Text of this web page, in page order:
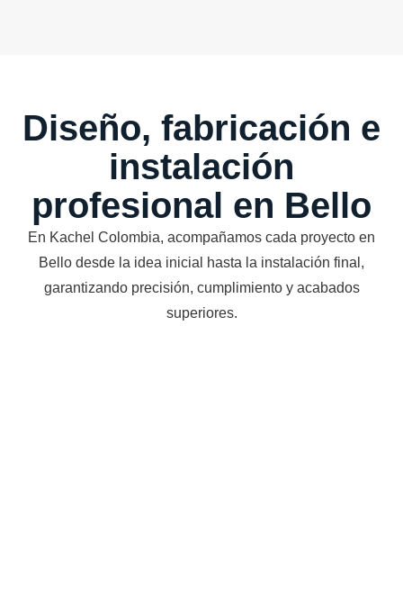
Diseño, fabricación e
instalación
profesional en Bello
En Kachel Colombia, acompañamos cada proyecto en
Bello desde la idea inicial hasta la instalación final,
garantizando precisión, cumplimiento y acabados
superiores.